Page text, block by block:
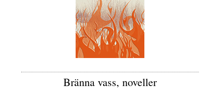
Bränna vass, noveller